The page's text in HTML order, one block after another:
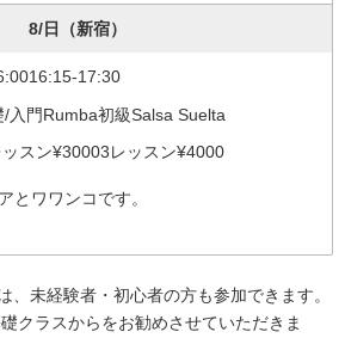
8/日（新宿）
17:30
入門Rumba初級Salsa Suelta
スン¥30003レッスン¥4000
とワワンコです。
、未経験者・初心者の方も参加できます。
クラスからをお勧めさせていただきま